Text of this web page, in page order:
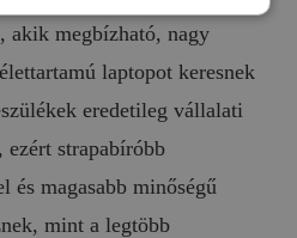
akik megbízható, nagy
laptopot keresnek
eredetileg vállalati
ezért strapabíróbb
és magasabb minőségű
mint a legtöbb